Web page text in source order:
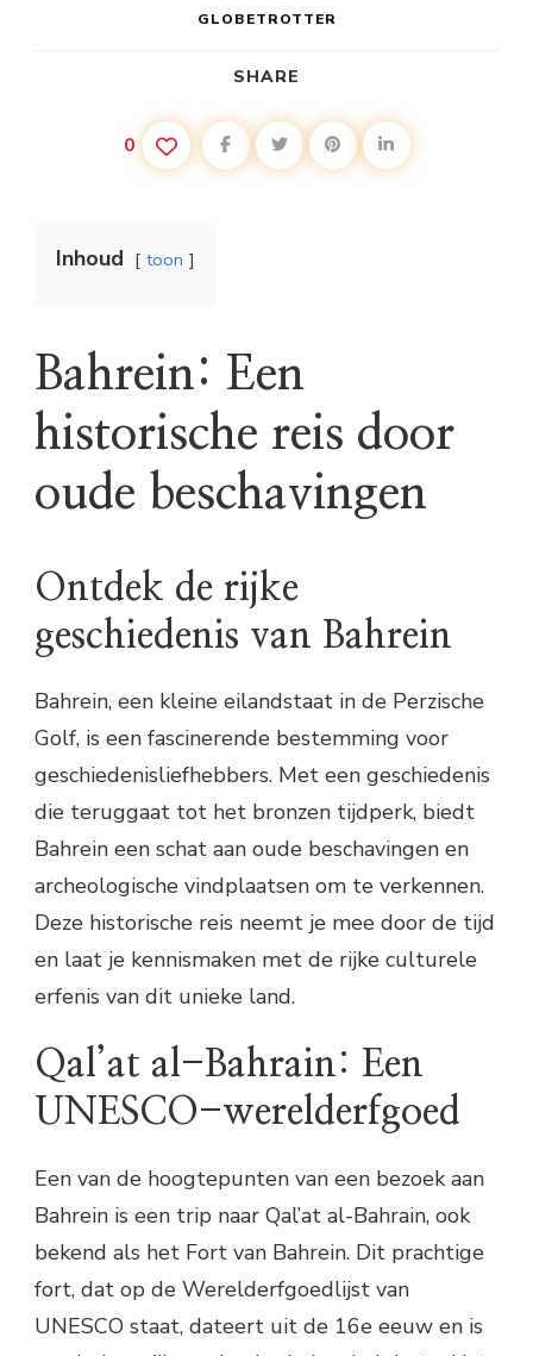
GLOBETROTTER
SHARE
0
Inhoud toon
Bahrein: Een
historische reis door
oude beschavingen
Ontdek de rijke
geschiedenis van Bahrein
Bahrein, een kleine eilandstaat in de Perzische
Golf, is een fascinerende bestemming voor
geschiedenisliefhebbers. Met een geschiedenis
die teruggaat tot het bronzen tijdperk, biedt
Bahrein een schat aan oude beschavingen en
archeologische vindplaatsen om te verkennen.
Deze historische reis neemt je mee door de tijd
en laat je kennismaken met de rijke culturele
erfenis van dit unieke land.
Qal’at al-Bahrain: Een
UNESCO-werelderfgoed
Een van de hoogtepunten van een bezoek aan
Bahrein is een trip naar Qal’at al-Bahrain, ook
bekend als het Fort van Bahrein. Dit prachtige
fort, dat op de Werelderfgoedlijst van
UNESCO staat, dateert uit de 16e eeuw en is